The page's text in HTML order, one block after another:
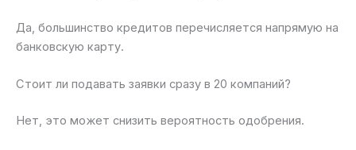
Да, большинство кредитов перечисляется напрямую на
банковскую карту.
Стоит ли подавать заявки сразу в 20 компаний?
Нет, это может снизить вероятность одобрения.